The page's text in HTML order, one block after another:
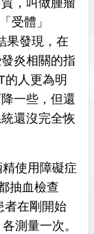
，叫做腫瘤
受體」
果發現，在
炎相關的指
的人更為明
一些，但還
還沒完全恢
使用障礙症
抽血檢查
者在剛開始
測量一次。